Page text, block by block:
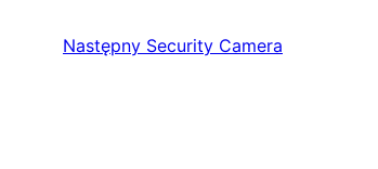
Następny Security Camera